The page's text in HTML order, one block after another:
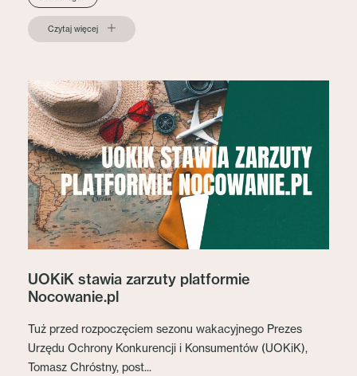
Czytaj więcej
UOKiK stawia zarzuty platformie
Nocowanie.pl
Tuż przed rozpoczęciem sezonu wakacyjnego Prezes
Urzędu Ochrony Konkurencji i Konsumentów (UOKiK),
Tomasz Chróstny, post...